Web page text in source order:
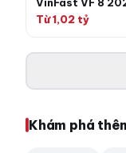
Từ 1,02 tỷ
Khám phá